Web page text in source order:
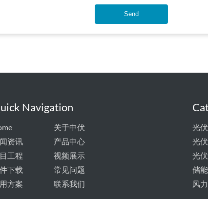
Send
Navigation
关于中伏
资讯
产品中心
工程
视频展示
下载
常见问题
方案
联系我们
光
光
光
储
风